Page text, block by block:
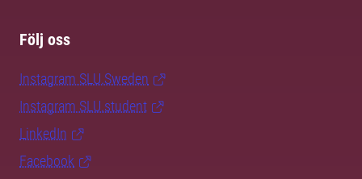
Följ oss
Instagram SLU.Sweden
Instagram SLU.student
LinkedIn
Facebook